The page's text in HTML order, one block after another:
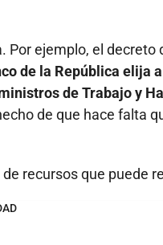
ejemplo, el
de la República elija
de Trabajo y
de que hace falta
recursos que puede